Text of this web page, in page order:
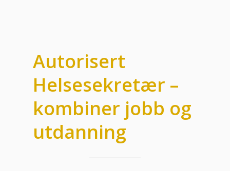
Autorisert
Helsesekretær –
kombiner jobb og
utdanning